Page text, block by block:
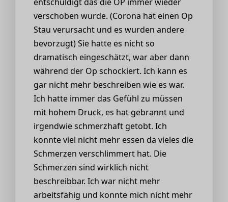
verschoben wurde. (Corona hat einen Op
Stau verursacht und es wurden andere
bevorzugt) Sie hatte es nicht so
dramatisch eingeschätzt, war aber dann
während der Op schockiert. Ich kann es
gar nicht mehr beschreiben wie es war.
Ich hatte immer das Gefühl zu müssen
mit hohem Druck, es hat gebrannt und
irgendwie schmerzhaft getobt. Ich
konnte viel nicht mehr essen da vieles die
Schmerzen verschlimmert hat. Die
Schmerzen sind wirklich nicht
beschreibbar. Ich war nicht mehr
arbeitsfähig und konnte mich nicht mehr